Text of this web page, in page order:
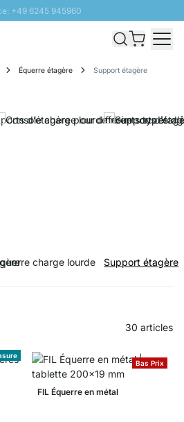
+49 6245 945960
- Livraison gratuite dès 100€
Jusqu'à 20% de remise
Équerre étagère Support étagère
charge lourde Support étagère
30 articles
Bas Prix
FIL Équerre en métal